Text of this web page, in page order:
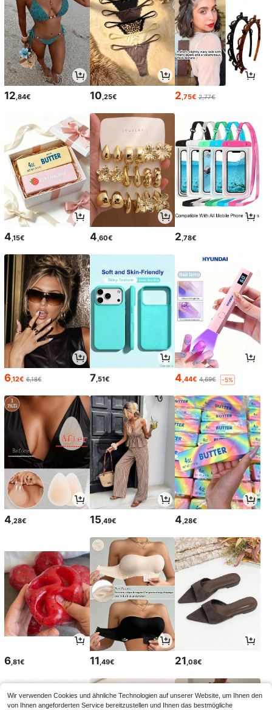
12 ,84€ 10 ,25€ 2 ,75€ 2,77€
4,15€ 4,60€ 2,78€
6,12€ 6,18€ 7,51€ 4,44€ 4,69€ -5%
4 ,28€ 15 ,49€ 4 ,28€
6 ,81€ 11 ,49€ 21 ,08€
Wir verwenden Cookies und ähnliche Technologien auf unserer Website, um Ihnen den
von Ihnen angeforderten Service bereitzustellen und Ihnen das bestmögliche